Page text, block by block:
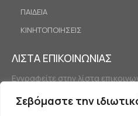
Σεβόμαστε την
ΠΑΙΔΕΙΑ
ΚΙΝΗΤΟΠΟΙΗΣΕΙΣ
ΛΙΣΤΑ ΕΠΙΚΟΙΝΩΝΙΑΣ
Εγγραφείτε στην λίστα